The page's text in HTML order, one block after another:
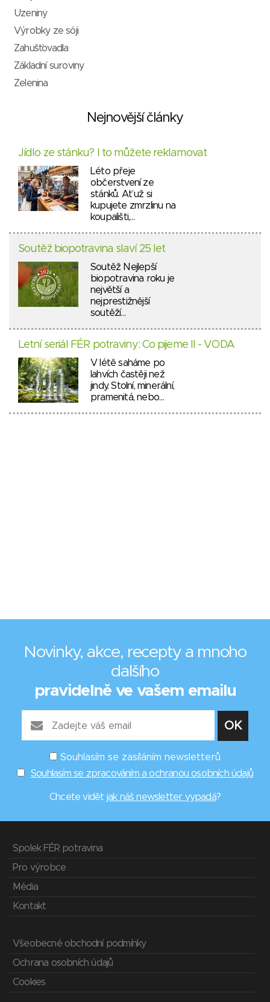
Uzeniny
Výrobky ze sóji
Zahušťovadla
Základní suroviny
Zelenina
Nejnovější články
Jídlo ze stánku? I to můžete reklamovat
Léto přeje
občerstvení ze
stánků. Ať už si
kupujete zmrzlinu na
koupališti,…
Soutěž biopotravina slaví 25 let
Soutěž Nejlepší
biopotravina roku je
největší a
nejprestižnější
soutěží…
Letní seriál FÉR potraviny: Co pijeme II - VODA
V létě saháme po
lahvích častěji než
jindy. Stolní, minerální,
pramenitá, nebo…
Novinky, akce, recepty a mnoho
dalšího
pravidelně ve vašem emailu
Souhlasím se zasíláním newsletterů
Souhlasím se zpracováním a ochranou osobních údajů
Chcete vidět jak náš newsletter vypadá?
Spolek FÉR potravina
Pro výrobce
Média
Kontakt
Všeobecné obchodní podmínky
Ochrana osobních údajů
Cookies